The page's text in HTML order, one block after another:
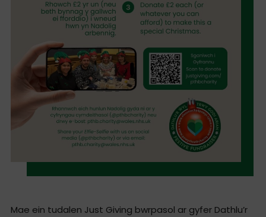
Mae ein tudalen Just Giving bwrpasol ar gyfer Dathlu’r